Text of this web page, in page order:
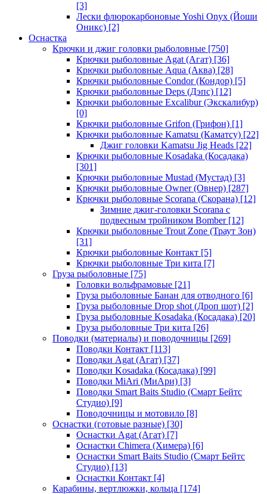
[3]
Лески флюрокарбоновые Yoshi Onyx (Йоши
Оникс) [2]
Оснастка
Крючки и джиг головки рыболовные [750]
Крючки рыболовные Agat (Агат) [36]
Крючки рыболовные Aqua (Аква) [28]
Крючки рыболовные Condor (Кондор) [5]
Крючки рыболовные Deps (Дэпс) [12]
Крючки рыболовные Excalibur (Экскалибур)
[0]
Крючки рыболовные Grifon (Грифон) [1]
Крючки рыболовные Kamatsu (Каматсу) [22]
Джиг головки Kamatsu Jig Heads [22]
Крючки рыболовные Kosadaka (Косадака)
[301]
Крючки рыболовные Mustad (Мустад) [3]
Крючки рыболовные Owner (Овнер) [287]
Крючки рыболовные Scorana (Скорана) [12]
Зимние джиг-головки Scorana с
подвесным тройником Bomber[12]
Крючки рыболовные Trout Zone (Траут Зон)
[31]
Крючки рыболовные Контакт [5]
Крючки рыболовные Три кита [7]
Груза рыболовные [75]
Головки вольфрамовые [21]
Груза рыболовные Банан для отводного [6]
Груза рыболовные Drop shot (Дроп шот) [2]
Груза рыболовные Kosadaka (Косадака) [20]
Груза рыболовные Три кита [26]
Поводки (материалы) и поводочницы [269]
Поводки Контакт [113]
Поводки Agat (Агат) [37]
Поводки Kosadaka (Косадака) [99]
Поводки MiAri (МиАри) [3]
Поводки Smart Baits Studio (Смарт Бейтс
Студио) [9]
Поводочницы и мотовило [8]
Оснастки (готовые разные) [30]
Оснастки Agat (Агат) [7]
Оснастки Chimera (Химера) [6]
Оснастки Smart Baits Studio (Смарт Бейтс
Студио) [13]
Оснастки Контакт [4]
Карабины, вертлюжки, кольца [174]